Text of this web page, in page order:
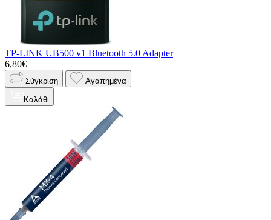
TP-LINK UB500 v1 Bluetooth 5.0 Adapter
6,80€
Σύγκριση Αγαπημένα
Καλάθι